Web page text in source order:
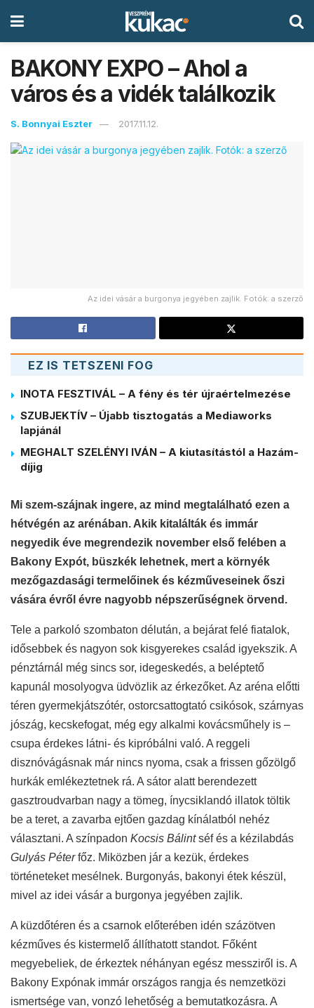
BAKONY EXPO – Ahol a
város és a vidék találkozik
S. Bonnyai Eszter 2017.11.12.
Az idei vásár a burgonya jegyében zajlik. Fotók: a szerző
EZ IS TETSZENI FOG
INOTA FESZTIVÁL – A fény és tér újraértelmezése
SZUBJEKTÍV – Újabb tisztogatás a Mediaworks
lapjánál
MEGHALT SZELÉNYI IVÁN – A kiutasítástól a Hazám-
díjig
Mi szem-szájnak ingere, az mind megtalálható ezen a
hétvégén az arénában. Akik kitalálták és immár
negyedik éve megrendezik november első felében a
Bakony Expót, büszkék lehetnek, mert a környék
mezőgazdasági termelőinek és kézműveseinek őszi
vására évről évre nagyobb népszerűségnek örvend.
Tele a parkoló szombaton délután, a bejárat felé fiatalok,
idősebbek és nagyon sok kisgyerekes család igyekszik. A
pénztárnál még sincs sor, idegeskedés, a beléptető
kapunál mosolyogva üdvözlik az érkezőket. Az aréna előtti
téren gyermekjátszótér, ostorcsattogtató csikósok, szárnyas
jószág, kecskefogat, még egy alkalmi kovácsműhely is –
csupa érdekes látni- és kipróbálni való. A reggeli
disznóvágásnak már nincs nyoma, csak a frissen gőzölgő
hurkák emlékeztetnek rá. A sátor alatt berendezett
gasztroudvarban nagy a tömeg, ínycsiklandó illatok töltik
be a teret, a zavarba ejtően gazdag kínálatból nehéz
választani. A színpadon Kocsis Bálintséf és a kézilabdás
Gulyás Péterfőz. Miközben jár a kezük, érdekes
történeteket mesélnek. Burgonyás, bakonyi étek készül,
mivel az idei vásár a burgonya jegyében zajlik.
A küzdőtéren és a csarnok előterében idén százötven
kézműves és kistermelő állíthatott standot. Főként
megyebeliek, de érkeztek néhányan egész messziről is. A
Bakony Expónak immár országos rangja és nemzetközi
ismertsége van, vonzó lehetőség a bemutatkozásra. A